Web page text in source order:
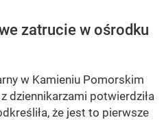
zatrucie w ośrodku
w Kamieniu Pomorskim
dziennikarzami potwierdziła
że jest to pierwsze